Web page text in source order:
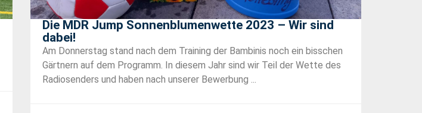
Die MDR Jump Sonnenblumenwette 2023 – Wir sind
dabei!
Am Donnerstag stand nach dem Training der Bambinis noch ein bisschen
Gärtnern auf dem Programm. In diesem Jahr sind wir Teil der Wette des
Radiosenders und haben nach unserer Bewerbung ...